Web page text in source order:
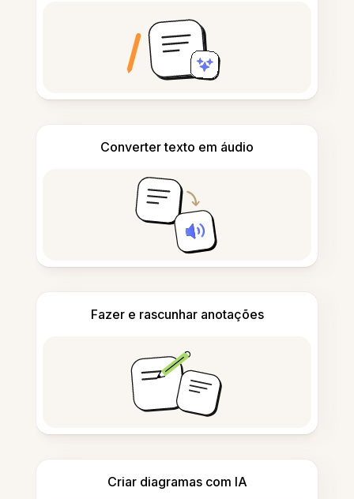
Converter texto em áudio
Fazer e rascunhar anotações
Criar diagramas com IA